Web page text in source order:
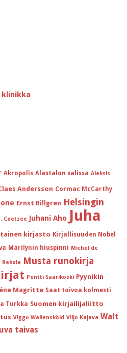
Akropolis Alastalon salissa Aleksis
Andersson Cormac McCarthy
Ernst Billgren Helsingin
Coetzee Juhani Aho Juha
kirjasto Kirjallisuuden Nobel
Marilynin hiuspinni Michel de
Rekola Musta runokirja
Pentti Saarikoski Pyynikin
Magritte Saat toivoa kolmesti
Turkka Suomen kirjailijaliitto
Viggo Wallensköld Viljo Kajava Walt
taivas